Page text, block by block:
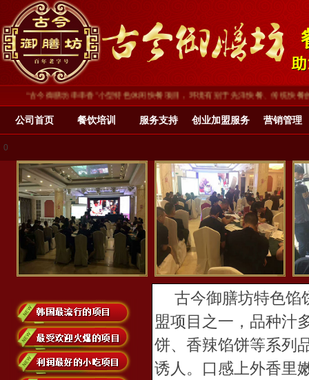
“古今御膳坊串串香”小型特色休闲快餐项目，环境有别于先洋快餐、传统快餐的
公司首页 餐饮培训 服务支持 创业加盟服务 营销管理
0
古今御膳坊特色馅
盟项目之一，品种汁
饼、香辣馅饼等系列
诱人。口感上外香里